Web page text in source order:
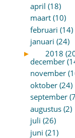
april (18)
maart (10)
februari (14)
januari (24)
►
2018
december
november
oktober (24)
september
augustus (2)
juli (26)
juni (21)